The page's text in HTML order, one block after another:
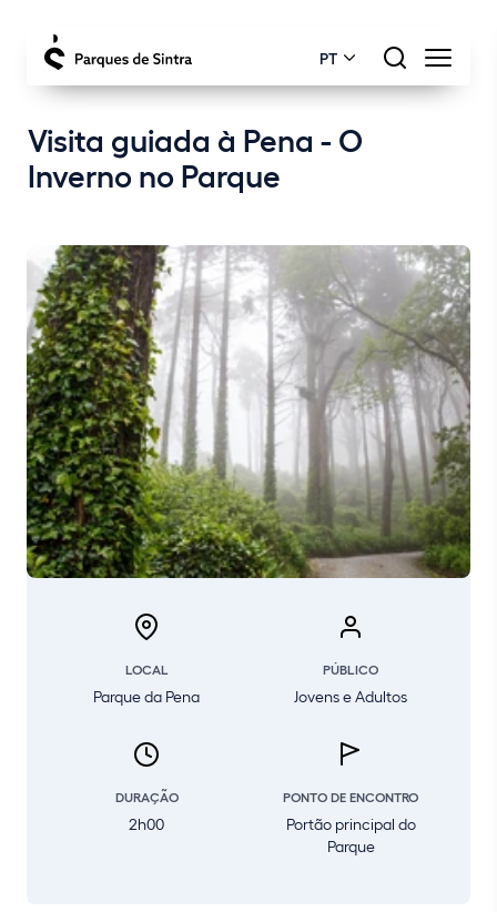
PT
Visita guiada à Pena - O
Inverno no Parque
LOCAL
Parque da Pena
PÚBLICO
Jovens e Adultos
DURAÇÃO
2h00
PONTO DE ENCONTRO
Portão principal do
Parque